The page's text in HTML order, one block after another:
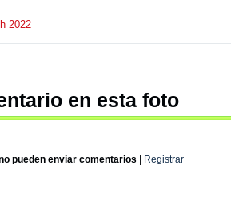
2022
en esta foto
pueden enviar comentarios Registrar